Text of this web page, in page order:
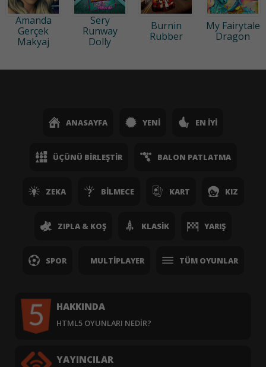
Amanda
Gerçek
Makyaj
Sery
Runway
Dolly
Burnin
Rubber
My Fairytale
Dragon
ANASAYFA YENI EN İYI
ÜÇÜNÜ BIRLEŞTIR BALON PATLATMA
ZEKA BILMECE KART KIZ
ZIPLA & KOŞ KLASIK YARIŞ
SPOR MULTIPLAYER TÜM OYUNLAR
HAKKINDA
HTML5 OYUNLARI NEDIR?
YAYINCILAR